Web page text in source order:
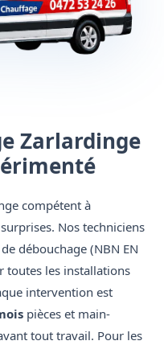
Zarlardinge
compétent à
Nos techniciens
débouchage (NBN EN
toutes les installations
intervention est
pièces et main-
tout travail. Pour les